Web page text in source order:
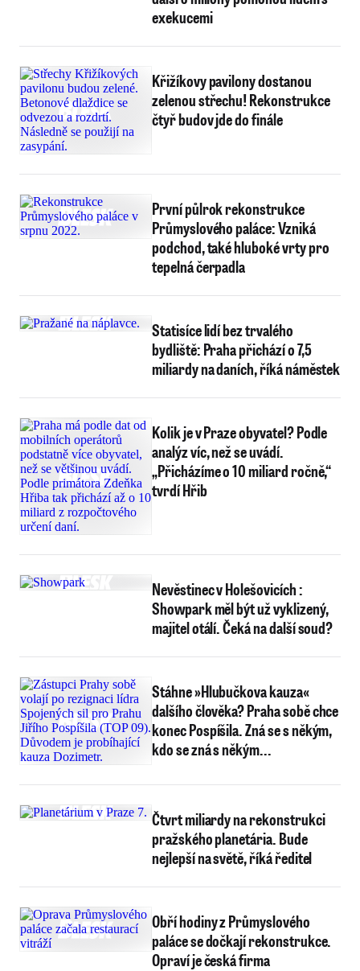
exekucemi
Křižíkovy pavilony dostanou
zelenou střechu! Rekonstrukce
čtyř budov jde do finále
První půlrok rekonstrukce
Průmyslového paláce: Vzniká
podchod, také hluboké vrty pro
tepelná čerpadla
Statisíce lidí bez trvalého
bydliště: Praha přichází o 7,5
miliardy na daních, říká náměstek
Kolik je v Praze obyvatel? Podle
analýz víc, než se uvádí.
„Přicházíme o 10 miliard ročně,“
tvrdí Hřib
Nevěstinec v Holešovicích :
Showpark měl být už vyklizený,
majitel otálí. Čeká na další soud?
Stáhne »Hlubučkova kauza«
dalšího člověka? Praha sobě chce
konec Pospíšila. Zná se s někým,
kdo se zná s někým...
Čtvrt miliardy na rekonstrukci
pražského planetária. Bude
nejlepší na světě, říká ředitel
Obří hodiny z Průmyslového
paláce se dočkají rekonstrukce.
Opraví je česká firma